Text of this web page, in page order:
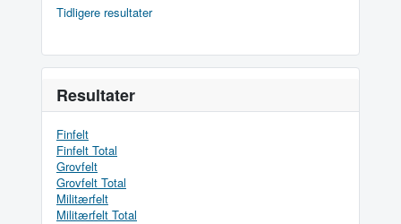
Tidligere resultater
Resultater
Finfelt
Finfelt Total
Grovfelt
Grovfelt Total
Militærfelt
Militærfelt Total